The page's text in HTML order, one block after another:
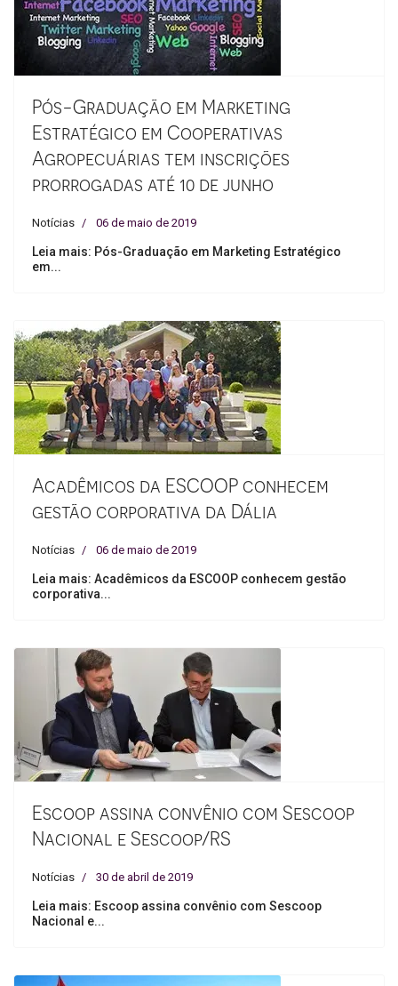
Pós-Graduação em Marketing
Estratégico em Cooperativas
Agropecuárias tem inscrições
prorrogadas até 10 de junho
Notícias 06 de maio de 2019
Leia mais: Pós-Graduação em Marketing Estratégico
em...
Acadêmicos da ESCOOP conhecem
gestão corporativa da Dália
Notícias 06 de maio de 2019
Leia mais: Acadêmicos da ESCOOP conhecem gestão
corporativa...
Escoop assina convênio com Sescoop
Nacional e Sescoop/RS
Notícias 30 de abril de 2019
Leia mais: Escoop assina convênio com Sescoop
Nacional e...